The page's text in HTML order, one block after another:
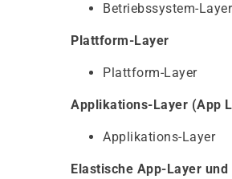
Betriebssystem-Layer
Plattform-Layer
Plattform-Layer
Applikations-Layer (App
Applikations-Layer
Elastische App-Layer